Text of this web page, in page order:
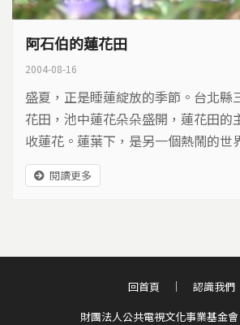
阿石伯的蓮花田
2004-08-16
盛夏，正是睡蓮綻放的季節。台北縣
花田，池中蓮花朵朵盛開，蓮花田的
收蓮花。蓮葉下，是另一個熱鬧的世
北赤蛙的繁殖期。多年來台北赤蛙與
片蓮花田維生，也激盪出一段產業與
閱讀更多
財團法人公共電視文化事業基金
回首頁 認識我們